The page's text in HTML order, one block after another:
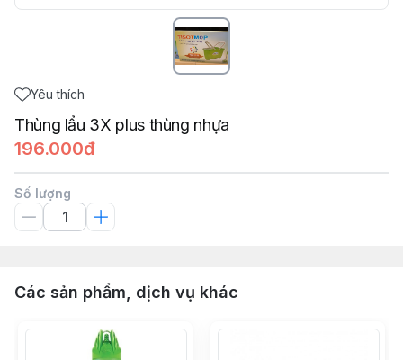
Yêu thích
Thùng lẩu 3X plus thùng nhựa
196.000đ
Số lượng
Các sản phẩm, dịch vụ khác